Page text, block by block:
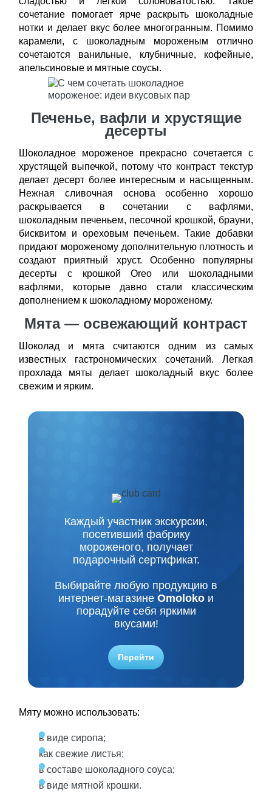
сочетание помогает ярче раскрыть шоколадные
нотки и делает вкус более многогранным. Помимо
карамели, с шоколадным мороженым отлично
сочетаются ванильные, клубничные, кофейные,
апельсиновые и мятные соусы.
Печенье, вафли и хрустящие
десерты
Шоколадное мороженое прекрасно сочетается с
хрустящей выпечкой, потому что контраст текстур
делает десерт более интересным и насыщенным.
Нежная сливочная основа особенно хорошо
раскрывается в сочетании с вафлями,
шоколадным печеньем, песочной крошкой, брауни,
бисквитом и ореховым печеньем. Такие добавки
придают мороженому дополнительную плотность и
создают приятный хруст. Особенно популярны
десерты с крошкой Oreo или шоколадными
вафлями, которые давно стали классическим
дополнением к шоколадному мороженому.
Мята — освежающий контраст
Шоколад и мята считаются одним из самых
известных гастрономических сочетаний. Легкая
прохлада мяты делает шоколадный вкус более
свежим и ярким.
Каждый участник экскурсии,
посетивший фабрику
мороженого, получает
подарочный сертификат.
Выбирайте любую продукцию в
интернет-магазине Omoloko и
порадуйте себя яркими
вкусами!
Перейти
Мяту можно использовать:
в виде сиропа;
как свежие листья;
в составе шоколадного соуса;
в виде мятной крошки.